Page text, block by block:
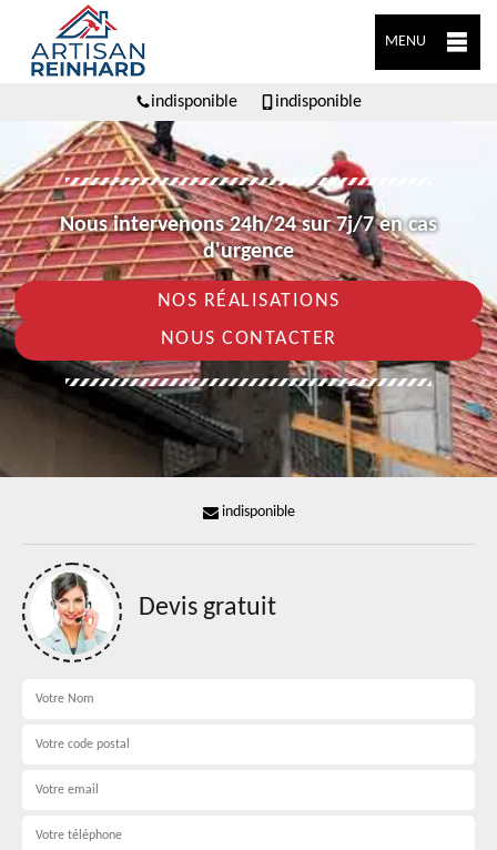
MENU
indisponible indisponible
Nous intervenons 24h/24 sur 7j/7 en cas
d'urgence
NOS RÉALISATIONS
NOUS CONTACTER
indisponible
Devis gratuit